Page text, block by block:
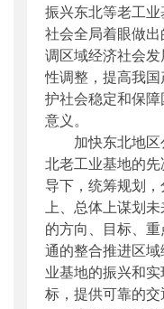
公开日期：
主题词：
机构分类：综合
主题分类：综合
公文类型
振兴东北等老工
社会全局着眼做
调区域经济社会
性调整，提高我
护社会稳定和保
意义。
加快东北地区
北老工业基地的
导下，统筹规划
上、总体上谋划
的方向、目标、
通的整合推进区
业基地的振兴和
标，提供可靠的交